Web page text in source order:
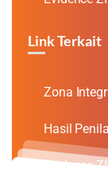
Link Terkait
Zona
Hasil
Evidence ZI